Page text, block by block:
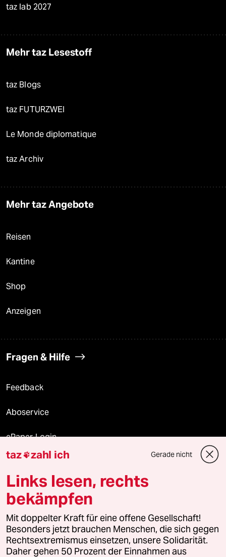
taz lab 2027
Mehr taz Lesestoff
taz Blogs
taz FUTURZWEI
Le Monde diplomatique
taz Archiv
Mehr taz Angebote
Reisen
Kantine
Shop
Anzeigen
Fragen & Hilfe
Feedback
Aboservice
ePaper Login
Downloads für Abonnierende
© 2026 taz Verlags und Vertriebs GmbH
Alle Rechte vorbehalten. Bei rechtlichen Fragen oder für Genehmigungen
wenden Sie sich bitte an
lizenzen@taz.de
taz zahl ich Gerade nicht
Links lesen, rechts
bekämpfen
Mit doppelter Kraft für eine offene Gesellschaft!
Besonders jetzt brauchen Menschen, die sich gegen
Rechtsextremismus einsetzen, unsere Solidarität.
Daher gehen 50 Prozent der Einnahmen aus